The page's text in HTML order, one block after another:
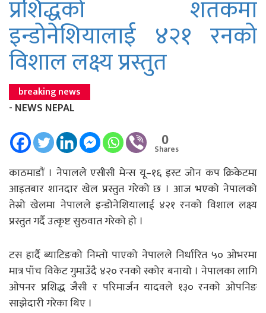
प्रशिद्धको शतकमा
इन्डोनेशियालाई ४२१ रनको
विशाल लक्ष्य प्रस्तुत
breaking news
- NEWS NEPAL
0
Shares
काठमाडौं । नेपालले एसीसी मेन्स यू–१६ इस्ट जोन कप क्रिकेटमा
आइतबार शानदार खेल प्रस्तुत गरेको छ । आज भएको नेपालको
तेस्रो खेलमा नेपालले इन्डोनेशियालाई ४२१ रनको विशाल लक्ष्य
प्रस्तुत गर्दै उत्कृष्ट सुरुवात गरेको हो ।
टस हार्दै ब्याटिङको निम्तो पाएको नेपालले निर्धारित ५० ओभरमा
मात्र पाँच विकेट गुमाउँदै ४२० रनको स्कोर बनायो । नेपालका लागि
ओपनर प्रशिद्ध जैसी र परिमार्जन यादवले १३० रनको ओपनिङ
साझेदारी गरेका थिए ।